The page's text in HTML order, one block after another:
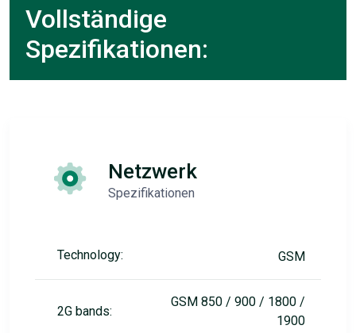
Vollständige
Spezifikationen:
Netzwerk
Spezifikationen
Technology: GSM
2G bands:
GSM 850 / 900 / 1800 /
1900